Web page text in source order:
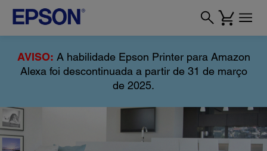
AVISO: A habilidade Epson Printer para Amazon
Alexa foi descontinuada a partir de 31 de março
de 2025.